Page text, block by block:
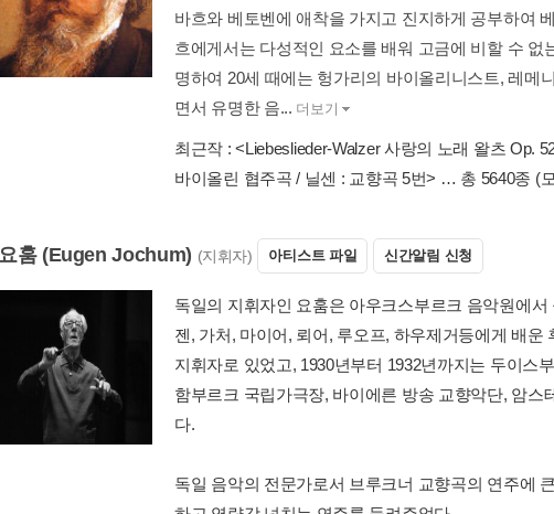
바흐와 베토벤에 애착을 가지고 진지하게 공부하여
흐에게서는 다성적인 요소를 배워 고금에 비할 수
명하여 20세 때에는 헝가리의 바이올리니스트, 레메
면서 유명한 음... 더보기
최근작 :<Liebeslieder-Walzer 사랑의 노래 왈츠 Op.
바이올린 협주곡 / 닐센 : 교향곡 5번> … 총 5640종 (
요훔 (Eugen Jochum) (지휘자) 아티스트 파일 신간알림 신청
독일의 지휘자인 요훔은 아우크스부르크 음악원에
젠, 가처, 마이어, 뢰어, 루오프, 하우제거등에게 배
지휘자로 있었고, 1930년부터 1932년까지는 두이스
함부르크 국립가극장, 바이에른 방송 교향악단, 암
다.
독일 음악의 전문가로서 브루크너 교향곡의 연주에